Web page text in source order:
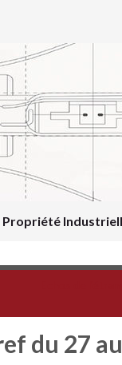
Propriété
du 27